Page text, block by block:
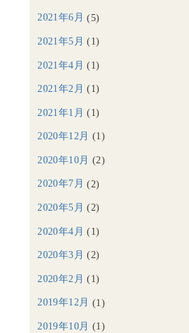
2021年6月 (5)
2021年5月 (1)
2021年4月 (1)
2021年2月 (1)
2021年1月 (1)
2020年12月 (1)
2020年10月 (2)
2020年7月 (2)
2020年5月 (2)
2020年4月 (1)
2020年3月 (2)
2020年2月 (1)
2019年12月 (1)
2019年10月 (1)